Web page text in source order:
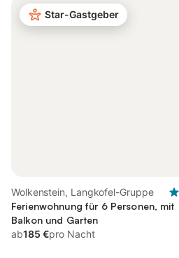
Star-Gastgeber
Wolkenstein, Langkofel-Gruppe
Ferienwohnung für 6 Personen, mit
Balkon und Garten
ab185 €pro Nacht